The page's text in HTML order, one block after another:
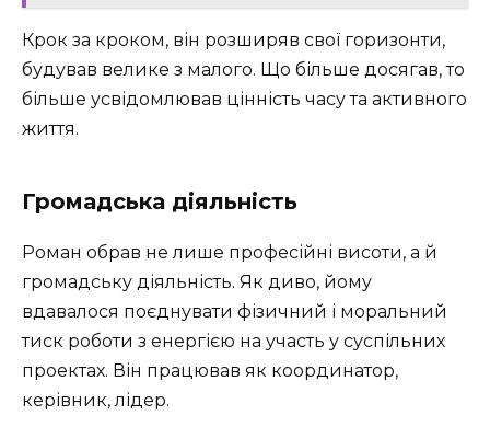
Крок за кроком, він розширяв свої горизонти,
будував велике з малого. Що більше досягав, то
більше усвідомлював цінність часу та активного
життя.
Громадська діяльність
Роман обрав не лише професійні висоти, а й
громадську діяльність. Як диво, йому
вдавалося поєднувати фізичний і моральний
тиск роботи з енергією на участь у суспільних
проектах. Він працював як координатор,
керівник, лідер.